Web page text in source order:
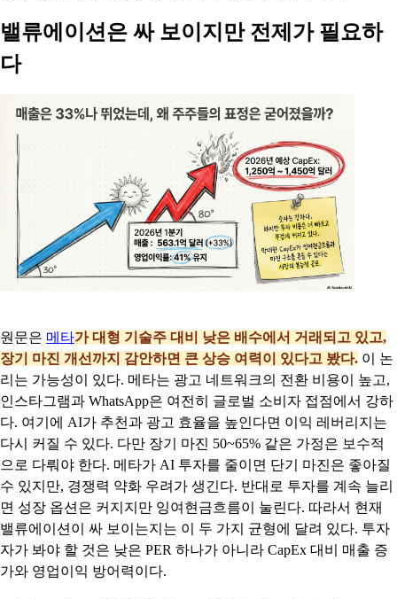
밸류에이션은 싸 보이지만 전제가 필요하
다
원문은 메타가 대형 기술주 대비 낮은 배수에서 거래되고 있고,
장기 마진 개선까지 감안하면 큰 상승 여력이 있다고 봤다. 이 논
리는 가능성이 있다. 메타는 광고 네트워크의 전환 비용이 높고,
인스타그램과 WhatsApp은 여전히 글로벌 소비자 접점에서 강하
다. 여기에 AI가 추천과 광고 효율을 높인다면 이익 레버리지는
다시 커질 수 있다. 다만 장기 마진 50~65% 같은 가정은 보수적
으로 다뤄야 한다. 메타가 AI 투자를 줄이면 단기 마진은 좋아질
수 있지만, 경쟁력 약화 우려가 생긴다. 반대로 투자를 계속 늘리
면 성장 옵션은 커지지만 잉여현금흐름이 눌린다. 따라서 현재
밸류에이션이 싸 보이는지는 이 두 가지 균형에 달려 있다. 투자
자가 봐야 할 것은 낮은 PER 하나가 아니라 CapEx 대비 매출 증
가와 영업이익 방어력이다.